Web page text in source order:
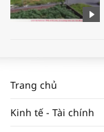
Trang chủ
Kinh tế - Tài chính